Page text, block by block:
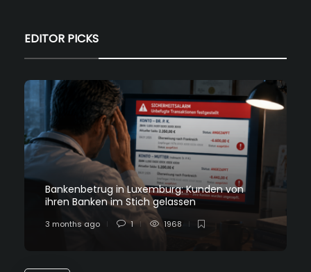
EDITOR PICKS
Bankenbetrug in Luxemburg: Kunden von
ihren Banken im Stich gelassen
3 months ago 1 1968